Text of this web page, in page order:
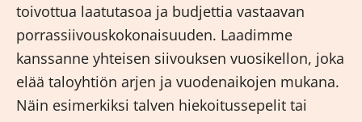
toivottua laatutasoa ja budjettia vastaavan
porrassiivouskokonaisuuden. Laadimme
kanssanne yhteisen siivouksen vuosikellon, joka
elää taloyhtiön arjen ja vuodenaikojen mukana.
Näin esimerkiksi talven hiekoitussepelit tai